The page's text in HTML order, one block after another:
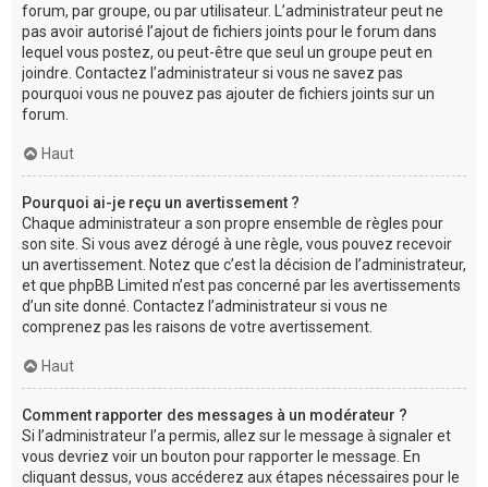
forum, par groupe, ou par utilisateur. L’administrateur peut ne
pas avoir autorisé l’ajout de fichiers joints pour le forum dans
lequel vous postez, ou peut-être que seul un groupe peut en
joindre. Contactez l’administrateur si vous ne savez pas
pourquoi vous ne pouvez pas ajouter de fichiers joints sur un
forum.
Haut
Pourquoi ai-je reçu un avertissement ?
Chaque administrateur a son propre ensemble de règles pour
son site. Si vous avez dérogé à une règle, vous pouvez recevoir
un avertissement. Notez que c’est la décision de l’administrateur,
et que phpBB Limited n’est pas concerné par les avertissements
d’un site donné. Contactez l’administrateur si vous ne
comprenez pas les raisons de votre avertissement.
Haut
Comment rapporter des messages à un modérateur ?
Si l’administrateur l’a permis, allez sur le message à signaler et
vous devriez voir un bouton pour rapporter le message. En
cliquant dessus, vous accéderez aux étapes nécessaires pour le